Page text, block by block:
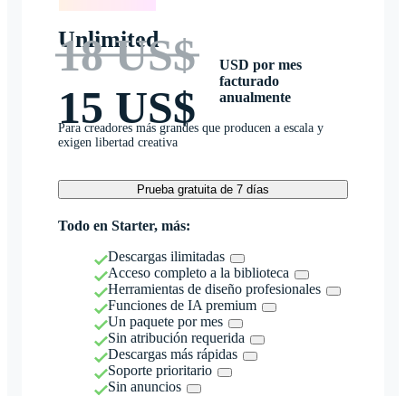
Unlimited
18 US$
15 US$
USD por mes
facturado
anualmente
Para creadores más grandes que producen a escala y
exigen libertad creativa
Prueba gratuita de 7 días
Todo en Starter, más:
Descargas ilimitadas
Acceso completo a la biblioteca
Herramientas de diseño profesionales
Funciones de IA premium
Un paquete por mes
Sin atribución requerida
Descargas más rápidas
Soporte prioritario
Sin anuncios